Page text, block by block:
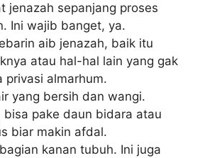
jenazah sepanjang proses
Ini wajib banget, ya.
aib jenazah, baik itu
atau hal-hal lain yang gak
privasi almarhum.
yang bersih dan wangi.
bisa pake daun bidara atau
biar makin afdal.
kanan tubuh. Ini juga